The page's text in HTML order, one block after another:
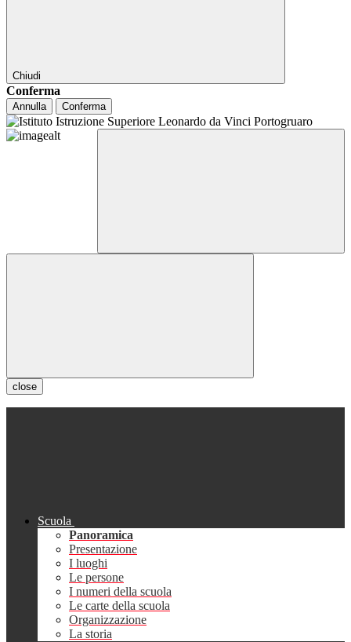
Chiudi
Conferma
Annulla Conferma
close
Scuola
Panoramica
Presentazione
I luoghi
Le persone
I numeri della scuola
Le carte della scuola
Organizzazione
La storia